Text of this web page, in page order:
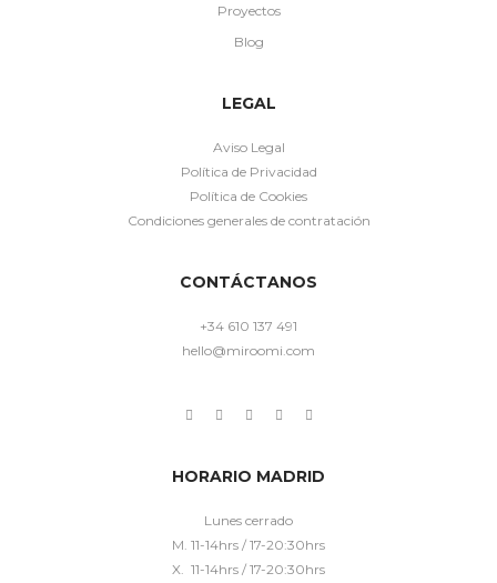
Proyectos
Blog
LEGAL
Aviso Legal
Política de Privacidad
Política de Cookies
Condiciones generales de contratación
CONTÁCTANOS
+34 610 137 491
hello@miroomi.com
HORARIO MADRID
Lunes cerrado
M. 11-14hrs / 17-20:30hrs
X. 11-14hrs / 17-20:30hrs